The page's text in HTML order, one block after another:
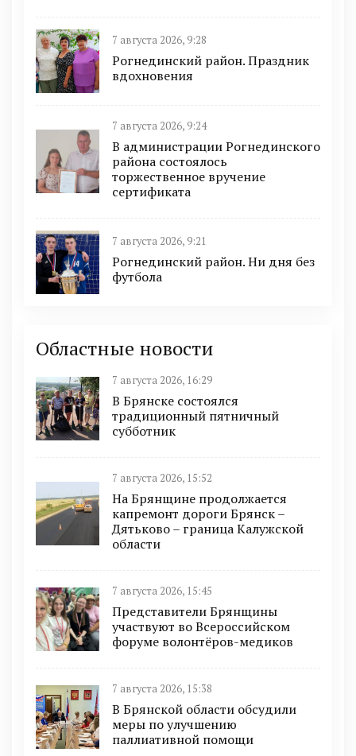
7 августа 2026, 9:28
Рогнединский район. Праздник
вдохновения
7 августа 2026, 9:24
В администрации Рогнединского
района состоялось
торжественное вручение
сертификата
7 августа 2026, 9:21
Рогнединский район. Ни дня без
футбола
Областные новости
7 августа 2026, 16:29
В Брянске состоялся
традиционный пятничный
субботник
7 августа 2026, 15:52
На Брянщине продолжается
капремонт дороги Брянск –
Дятьково – граница Калужской
области
7 августа 2026, 15:45
Представители Брянщины
участвуют во Всероссийском
форуме волонтёров-медиков
7 августа 2026, 15:38
В Брянской области обсудили
меры по улучшению
паллиативной помощи